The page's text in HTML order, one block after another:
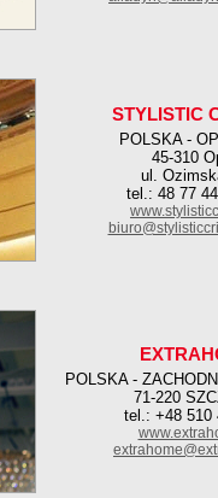
STYLISTIC
POLSKA -
45-310
ul.
tel.: 48 77
POLSKA -
71-220
tel.: +48 510